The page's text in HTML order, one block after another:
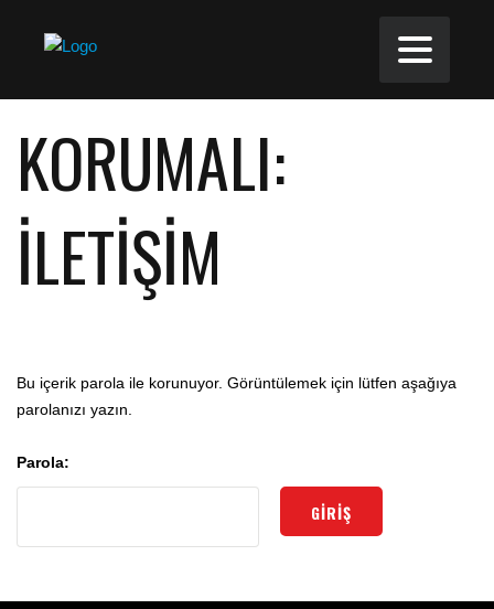
KORUMALI:
İLETIŞIM
Bu içerik parola ile korunuyor. Görüntülemek için lütfen aşağıya
parolanızı yazın.
Parola: